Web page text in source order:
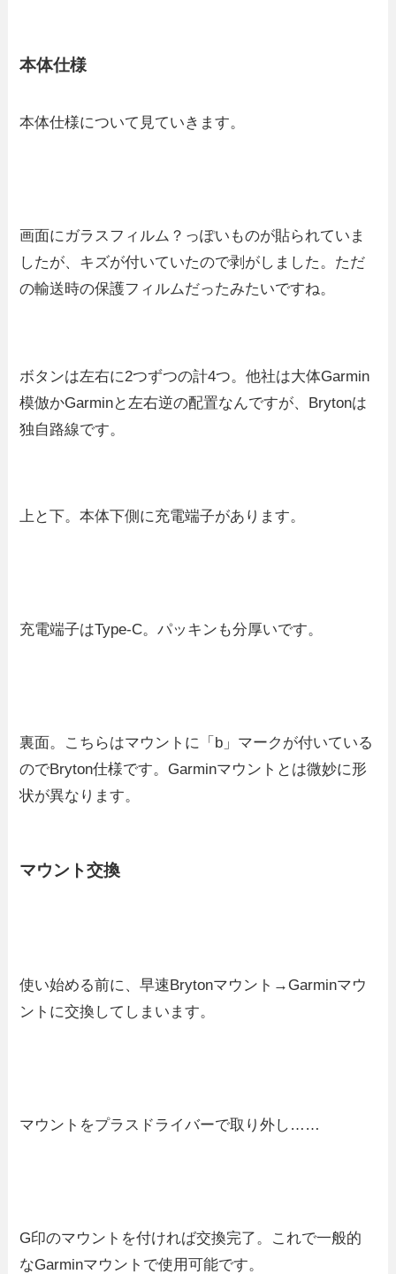
本体仕様
本体仕様について見ていきます。
画面にガラスフィルム？っぽいものが貼られていま
したが、キズが付いていたので剥がしました。ただ
の輸送時の保護フィルムだったみたいですね。
ボタンは左右に2つずつの計4つ。他社は大体Garmin
模倣かGarminと左右逆の配置なんですが、Brytonは
独自路線です。
上と下。本体下側に充電端子があります。
充電端子はType-C。パッキンも分厚いです。
裏面。こちらはマウントに「b」マークが付いている
のでBryton仕様です。Garminマウントとは微妙に形
状が異なります。
マウント交換
使い始める前に、早速Brytonマウント→Garminマウ
ントに交換してしまいます。
マウントをプラスドライバーで取り外し……
G印のマウントを付ければ交換完了。これで一般的
なGarminマウントで使用可能です。